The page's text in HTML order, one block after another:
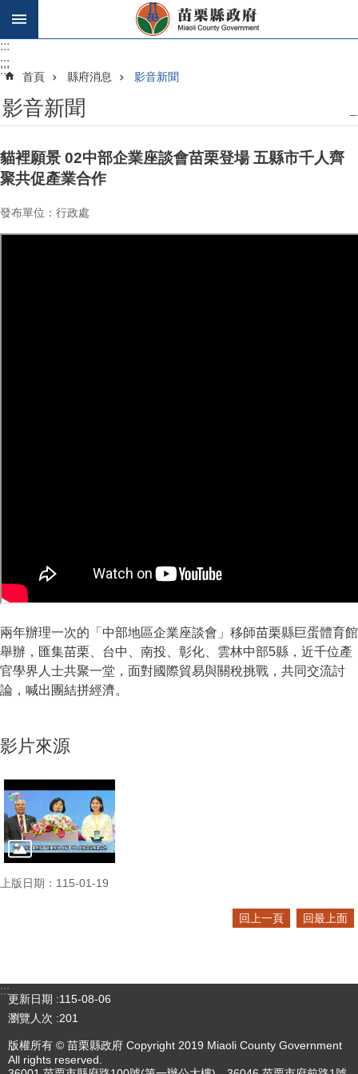
跳到主要內容區塊
:::
:::
::: 首頁 縣府消息 影音新聞
影音新聞
貓裡願景 02中部企業座談會苗栗登場 五縣市千人齊
聚共促產業合作
發布單位：行政處
兩年辦理一次的「中部地區企業座談會」移師苗栗縣巨蛋體育館
舉辦，匯集苗栗、台中、南投、彰化、雲林中部5縣，近千位產
官學界人士共聚一堂，面對國際貿易與關稅挑戰，共同交流討
論，喊出團結拼經濟。
影片來源
上版日期：115-01-19
回上一頁 回最上面
:::
更新日期
115-08-06
瀏覽人次 201
版權所有 © 苗栗縣政府 Copyright 2019 Miaoli County Government
All rights reserved.